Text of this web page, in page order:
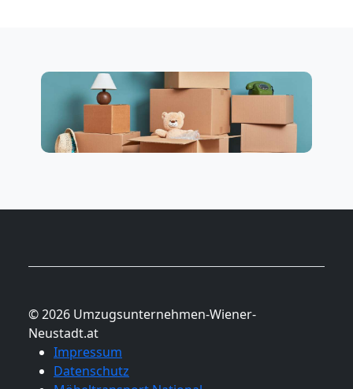
© 2026 Umzugsunternehmen-Wiener-
Neustadt.at
Impressum
Datenschutz
National
Beiladung
Umzug
Nationaler
Umzug